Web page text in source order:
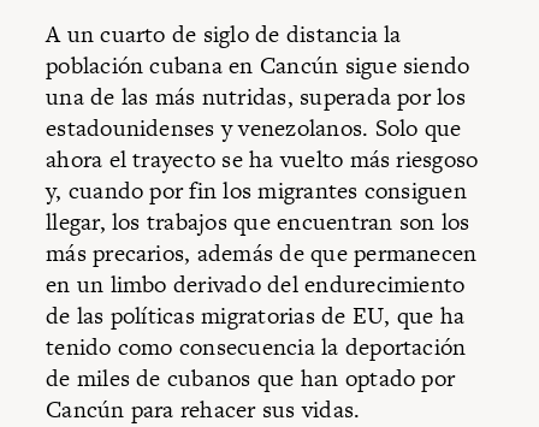
A un cuarto de siglo de distancia la
población cubana en Cancún sigue siendo
una de las más nutridas, superada por los
estadounidenses y venezolanos. Solo que
ahora el trayecto se ha vuelto más riesgoso
y, cuando por fin los migrantes consiguen
llegar, los trabajos que encuentran son los
más precarios, además de que permanecen
en un limbo derivado del endurecimiento
de las políticas migratorias de EU, que ha
tenido como consecuencia la deportación
de miles de cubanos que han optado por
Cancún para rehacer sus vidas.